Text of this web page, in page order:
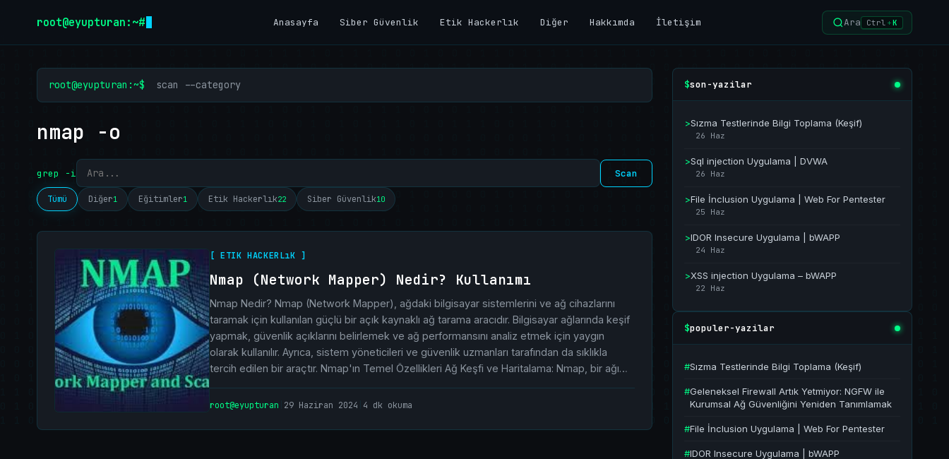
root@eyupturan:~# Anasayfa Siber Güvenlik Etik Hackerlık Diğer Hakkımda İletişim Ara Ctrl +K
root@eyupturan:~$ scan --category
nmap -o
grep -i Scan
Tümü Diğer1 Eğitimler1 Etik Hackerlık22 Siber Güvenlik10
[ ETIK HACKERLıK ]
Nmap (Network Mapper) Nedir? Kullanımı
Nmap Nedir? Nmap (Network Mapper), ağdaki bilgisayar sistemlerini ve ağ cihazlarını
taramak için kullanılan güçlü bir açık kaynaklı ağ tarama aracıdır. Bilgisayar ağlarında keşif
yapmak, güvenlik açıklarını belirlemek ve ağ performansını analiz etmek için yaygın
olarak kullanılır. Ayrıca, sistem yöneticileri ve güvenlik uzmanları tarafından da sıklıkla
tercih edilen bir araçtır. Nmap'ın Temel Özellikleri Ağ Keşfi ve Haritalama: Nmap, bir ağı…
root@eyupturan 29 Haziran 2024 4 dk okuma
$son-yazilar
>Sızma Testlerinde Bilgi Toplama (Keşif)
26 Haz
>Sql injection Uygulama | DVWA
26 Haz
>File İnclusion Uygulama | Web For Pentester
25 Haz
>IDOR Insecure Uygulama | bWAPP
24 Haz
>XSS injection Uygulama – bWAPP
22 Haz
$populer-yazilar
#Sızma Testlerinde Bilgi Toplama (Keşif)
#Geleneksel Firewall Artık Yetmiyor: NGFW ile
Kurumsal Ağ Güvenliğini Yeniden Tanımlamak
#File İnclusion Uygulama | Web For Pentester
#IDOR Insecure Uygulama | bWAPP